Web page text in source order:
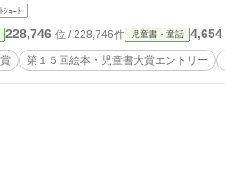
ｼｮｰﾄ
228,746 位 / 228,746件 児童書・童話 4,654
第１５回絵本・児童書大賞エントリー